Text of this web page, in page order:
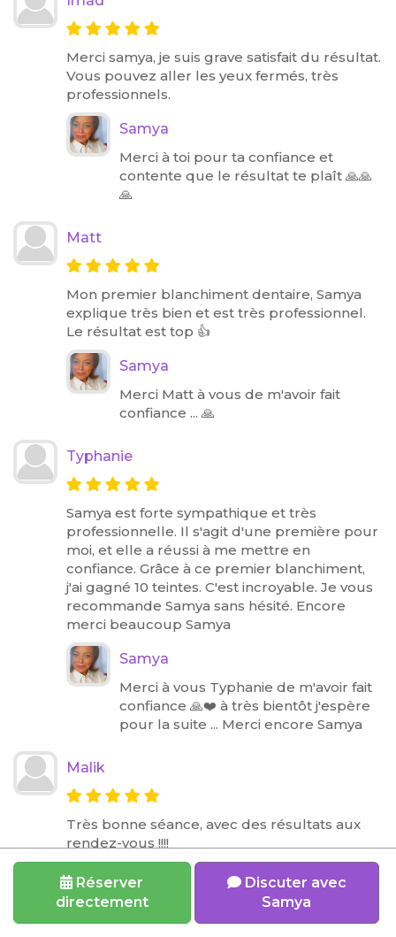
Réserver
directement
Discuter avec
Samya
Merci samya, je suis grave satisfait du résultat.
Vous pouvez aller les yeux fermés, très
professionnels.
Samya
Merci à toi pour ta confiance et
contente que le résultat te plaît 🙏🙏
🙏
Matt
Mon premier blanchiment dentaire, Samya
explique très bien et est très professionnel.
Le résultat est top 👍
Samya
Merci Matt à vous de m'avoir fait
confiance ... 🙏
Typhanie
Samya est forte sympathique et très
professionnelle. Il s'agit d'une première pour
moi, et elle a réussi à me mettre en
confiance. Grâce à ce premier blanchiment,
j'ai gagné 10 teintes. C'est incroyable. Je vous
recommande Samya sans hésité. Encore
merci beaucoup Samya
Samya
Merci à vous Typhanie de m'avoir fait
confiance 🙏❤️ à très bientôt j'espère
pour la suite ... Merci encore Samya
Malik
Très bonne séance, avec des résultats aux
rendez-vous !!!!
Samya
Merci Malik pour votre confiance 🙏